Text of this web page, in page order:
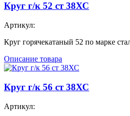
Круг г/к 52 ст 38ХС
Артикул:
Круг горячекатаный 52 по марке
Описание товара
Круг г/к 56 ст 38ХС
Артикул: